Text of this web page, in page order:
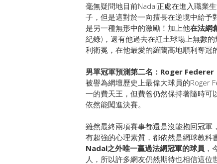
毫無疑問地目前Nadal正處在進入職業
子，但是這對於一向擅長在逆境中給予
是另一種無形中的激勵！加上他在法網
紀錄)，還有他過去在紅土球場上無數
利衛冕，在他最愛的羅蘭高地順利奪冠
男單冠軍預測第二名：Roger Federer
被譽為網壇歷史上最偉大球員的Roger
一的費天王，但費爸仍然保持著隨時可
依然能闖進決賽。
雖然最終兩項賽事都還是沒能抱回冠
有超強的心理素質，都依然是網球教
Nadal之外唯一贏過法網冠軍的球員 ，
人，所以許多網友仍然期待也相信這